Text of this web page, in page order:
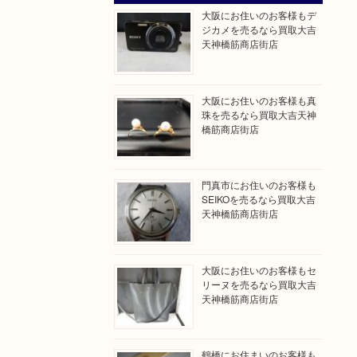
大阪にお住いのお客様もデ
ジカメを売るなら買取大吉
天神橋筋商店街店
大阪にお住いのお客様も真
珠を売るなら買取大吉天神
橋筋商店街店
門真市にお住いのお客様も
SEIKOを売るなら買取大吉
天神橋筋商店街店
大阪にお住いのお客様もセ
リーヌを売るなら買取大吉
天神橋筋商店街店